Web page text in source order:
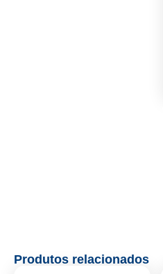
Produtos relacionados